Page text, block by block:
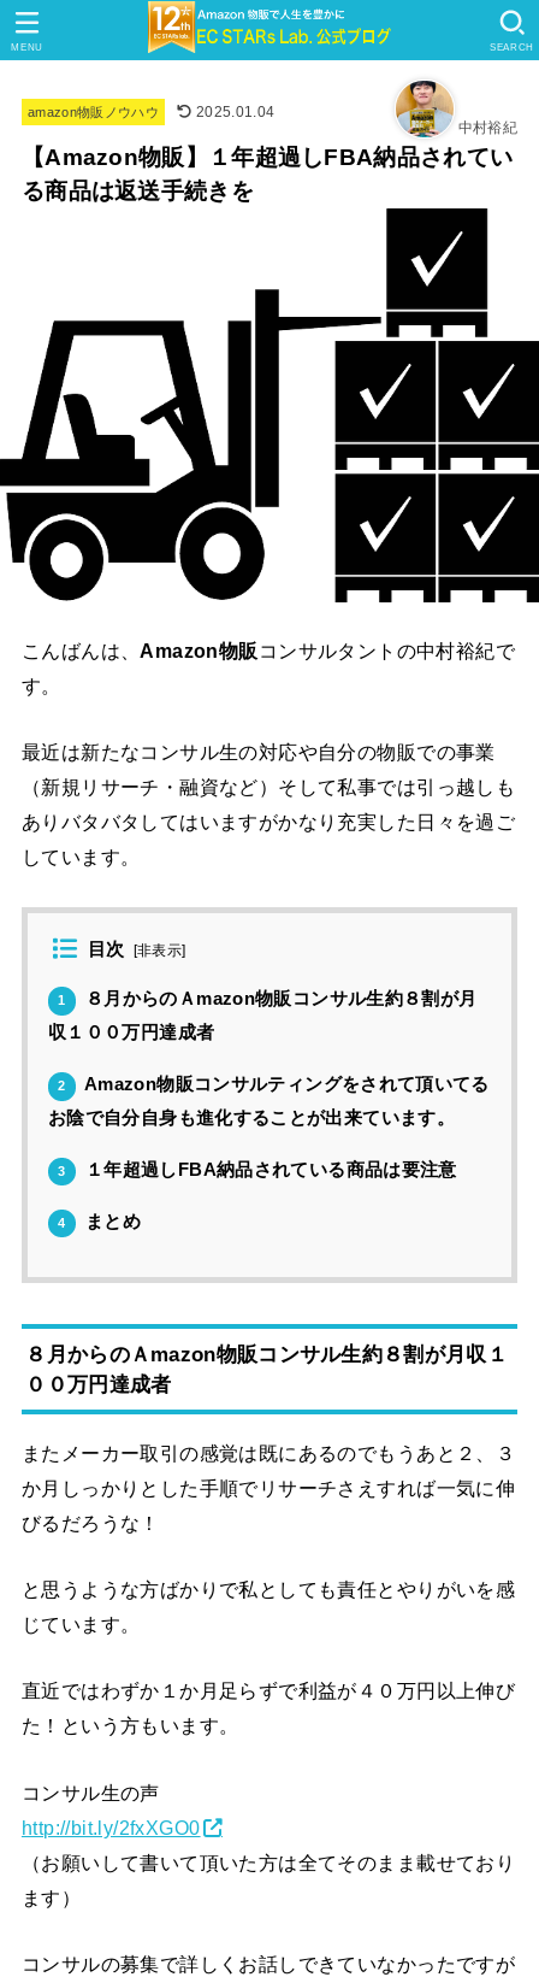
SEARCH
MENU
amazon物販ノウハウ
2025.01.04
中村裕紀
【Amazon物販】１年超過しFBA納品されてい
る商品は返送手続きを
こんばんは、Amazon物販 コンサルタントの中村裕紀で
す。
最近は新たなコンサル生の対応や自分の物販での事業
（新規リサーチ・融資など）そして私事では引っ越しも
ありバタバタしてはいますがかなり充実した日々を過ご
しています。
目次 [非表示]
1
８月からのＡmazon物販コンサル生約８割が月
収１００万円達成者
2
Amazon物販コンサルティングをされて頂いてる
お陰で自分自身も進化することが出来ています。
3 １年超過しFBA納品されている商品は要注意
4 まとめ
８月からのＡmazon物販コンサル生約８割が月収１
００万円達成者
またメーカー取引の感覚は既にあるのでもうあと２、３
か月しっかりとした手順でリサーチさえすれば一気に伸
びるだろうな！
と思うような方ばかりで私としても責任とやりがいを感
じています。
直近ではわずか１か月足らずで利益が４０万円以上伸び
た！という方もいます。
コンサル生の声
http://bit.ly/2fxXGO0
（お願いして書いて頂いた方は全てそのまま載せており
ます）
コンサルの募集で詳しくお話しできていなかったですが